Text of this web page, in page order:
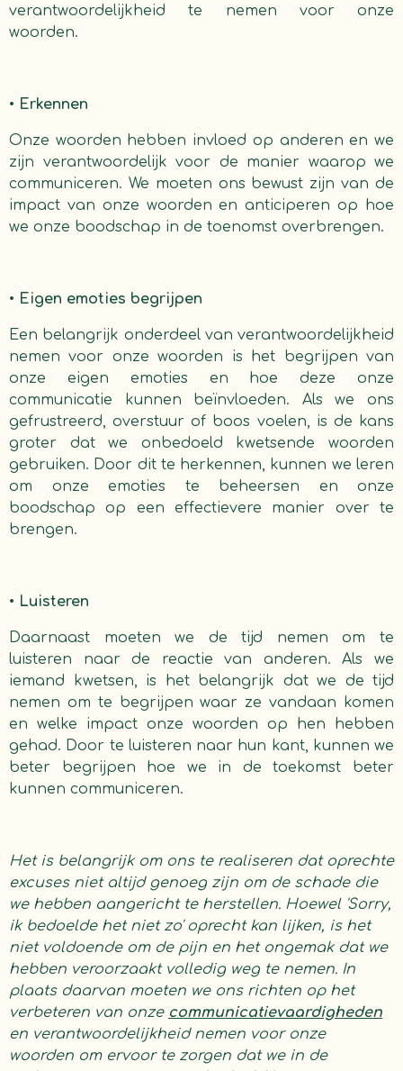
verantwoordelijkheid te nemen voor onze
woorden.
• Erkennen
Onze woorden hebben invloed op anderen en we
zijn verantwoordelijk voor de manier waarop we
communiceren. We moeten ons bewust zijn van de
impact van onze woorden en anticiperen op hoe
we onze boodschap in de toenomst overbrengen.
• Eigen emoties begrijpen
Een belangrijk onderdeel van verantwoordelijkheid
nemen voor onze woorden is het begrijpen van
onze eigen emoties en hoe deze onze
communicatie kunnen beïnvloeden. Als we ons
gefrustreerd, overstuur of boos voelen, is de kans
groter dat we onbedoeld kwetsende woorden
gebruiken. Door dit te herkennen, kunnen we leren
om onze emoties te beheersen en onze
boodschap op een effectievere manier over te
brengen.
• Luisteren
Daarnaast moeten we de tijd nemen om te
luisteren naar de reactie van anderen. Als we
iemand kwetsen, is het belangrijk dat we de tijd
nemen om te begrijpen waar ze vandaan komen
en welke impact onze woorden op hen hebben
gehad. Door te luisteren naar hun kant, kunnen we
beter begrijpen hoe we in de toekomst beter
kunnen communiceren.
Het is belangrijk om ons te realiseren dat oprechte
excuses niet altijd genoeg zijn om de schade die
we hebben aangericht te herstellen. Hoewel 'Sorry,
ik bedoelde het niet zo' oprecht kan lijken, is het
niet voldoende om de pijn en het ongemak dat we
hebben veroorzaakt volledig weg te nemen. In
plaats daarvan moeten we ons richten op het
verbeteren van onze communicatievaardigheden
en verantwoordelijkheid nemen voor onze
woorden om ervoor te zorgen dat we in de